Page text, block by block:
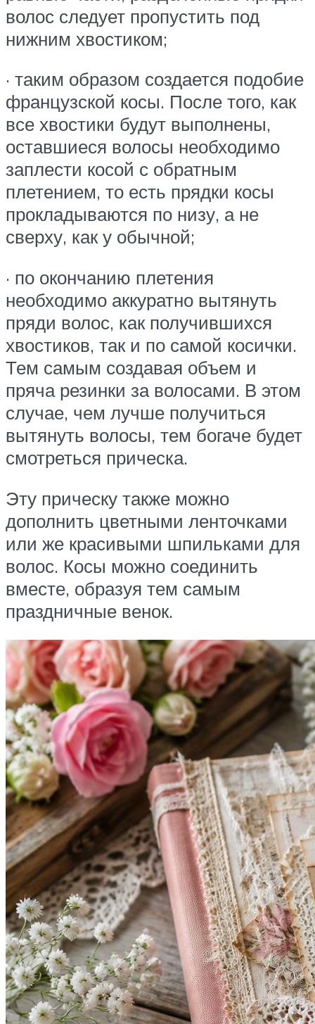
волос следует пропустить под
нижним хвостиком;
· таким образом создается подобие
французской косы. После того, как
все хвостики будут выполнены,
оставшиеся волосы необходимо
заплести косой с обратным
плетением, то есть прядки косы
прокладываются по низу, а не
сверху, как у обычной;
· по окончанию плетения
необходимо аккуратно вытянуть
пряди волос, как получившихся
хвостиков, так и по самой косички.
Тем самым создавая объем и
пряча резинки за волосами. В этом
случае, чем лучше получиться
вытянуть волосы, тем богаче будет
смотреться прическа.
Эту прическу также можно
дополнить цветными ленточками
или же красивыми шпильками для
волос. Косы можно соединить
вместе, образуя тем самым
праздничные венок.